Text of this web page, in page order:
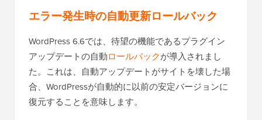
エラー発生時の自動更新ロールバック
WordPress 6.6では、待望の機能であるプラグイン
アップデートの自動ロールバックが導入されまし
た。これは、自動アップデートがサイトを壊した場
合、WordPressが自動的に以前の安定バージョンに
復元することを意味します。